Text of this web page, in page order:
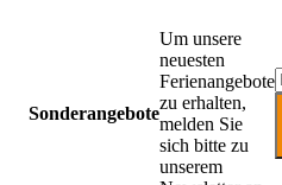
Sonderangebote
Um unsere
neuesten
Ferienangebote
zu erhalten,
melden Sie
sich bitte zu
unserem